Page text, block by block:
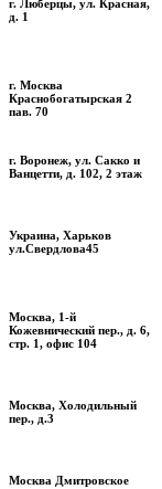
г. Люберцы, ул. Красная,
д. 1
г. Москва
Краснобогатырская 2
пав. 70
г. Воронеж, ул. Сакко и
Ванцетти, д. 102, 2 этаж
Украина, Харьков
ул.Свердлова45
Москва, 1-й
Кожевнический пер., д. 6,
стр. 1, офис 104
Москва, Холодильный
пер., д.3
Москва Дмитровское